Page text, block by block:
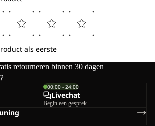
retourneren binnen 30 dagen
00:00 - 24:00
Livechat
Begin een gesprek